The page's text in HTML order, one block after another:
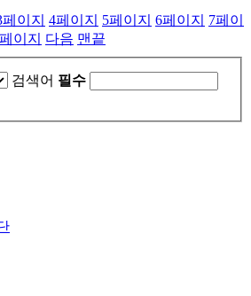
페이지 4페이지 5페이지 6페이지 7페이
페이지 다음 맨끝
검색어 필수